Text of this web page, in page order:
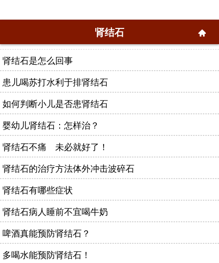
肾结石
肾结石是怎么回事
患儿喝苏打水利于排肾结石
如何判断小儿是否患肾结石
婴幼儿肾结石：怎样治？
肾结石不痛 未必就好了！
肾结石的治疗方法体外冲击波碎石
肾结石有哪些症状
肾结石病人睡前不宜喝牛奶
啤酒真能预防肾结石？
多喝水能预防肾结石！